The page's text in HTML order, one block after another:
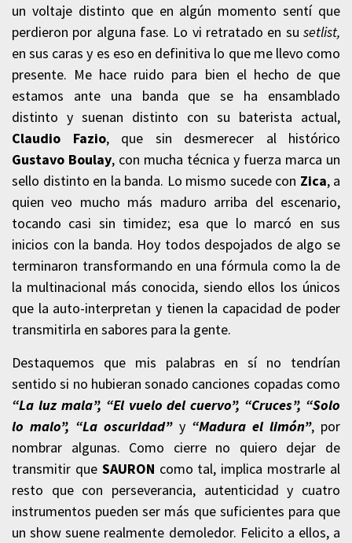
un voltaje distinto que en algún momento sentí que
perdieron por alguna fase. Lo vi retratado en su setlist,
en sus caras y es eso en definitiva lo que me llevo como
presente. Me hace ruido para bien el hecho de que
estamos ante una banda que se ha ensamblado
distinto y suenan distinto con su baterista actual,
Claudio Fazio, que sin desmerecer al histórico
Gustavo Boulay, con mucha técnica y fuerza marca un
sello distinto en la banda. Lo mismo sucede con Zica, a
quien veo mucho más maduro arriba del escenario,
tocando casi sin timidez; esa que lo marcó en sus
inicios con la banda. Hoy todos despojados de algo se
terminaron transformando en una fórmula como la de
la multinacional más conocida, siendo ellos los únicos
que la auto-interpretan y tienen la capacidad de poder
transmitirla en sabores para la gente.
Destaquemos que mis palabras en sí no tendrían
sentido si no hubieran sonado canciones copadas como
“La luz mala”, “El vuelo del cuervo”, “Cruces”, “Solo
lo malo”, “La oscuridad” y“Madura el limón”, por
nombrar algunas. Como cierre no quiero dejar de
transmitir que SAURON como tal, implica mostrarle al
resto que con perseverancia, autenticidad y cuatro
instrumentos pueden ser más que suficientes para que
un show suene realmente demoledor. Felicito a ellos, a